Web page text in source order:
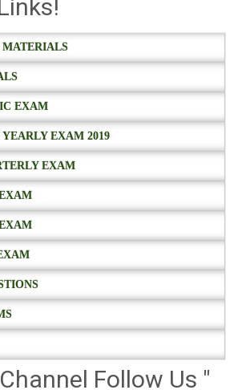
MATERIALS
EXAM
EXAM 2019
EXAM
Follow Us "